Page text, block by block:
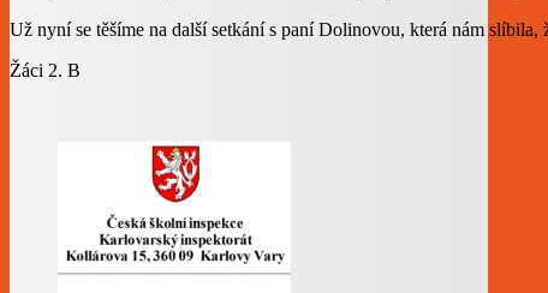
Už nyní se těšíme na další setkání s paní Dolinovou, která nám
Žáci 2. B